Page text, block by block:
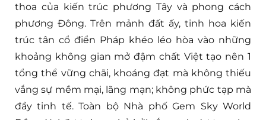
thoa của kiến trúc phương Tây và phong cách
phương Đông. Trên mảnh đất ấy, tinh hoa kiến
trúc tân cổ điển Pháp khéo léo hòa vào những
khoảng không gian mở đậm chất Việt tạo nên 1
tổng thể vững chãi, khoáng đạt mà không thiếu
vắng sự mềm mại, lãng mạn; không phức tạp mà
đầy tinh tế. Toàn bộ Nhà phố Gem Sky World